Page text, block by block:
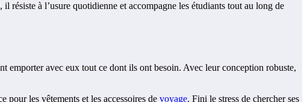
à l’usure quotidienne et accompagne les étudiants tout au long de
emporter avec eux tout ce dont ils ont besoin. Avec leur conception robuste,
les vêtements et les accessoires de voyage. Fini le stress de chercher ses